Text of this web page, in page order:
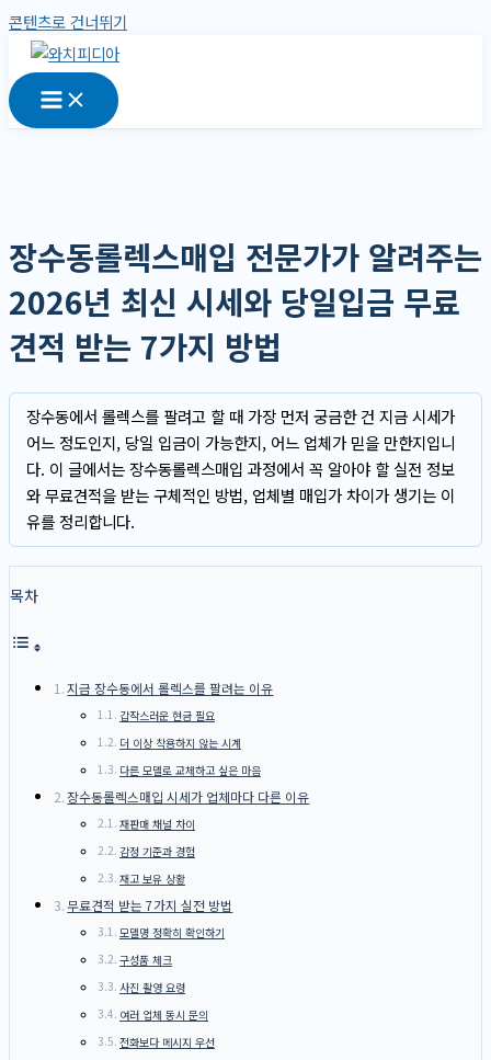
콘텐츠로 건너뛰기
장수동롤렉스매입 전문가가 알려주는
2026년 최신 시세와 당일입금 무료
견적 받는 7가지 방법
장수동에서 롤렉스를 팔려고 할 때 가장 먼저 궁금한 건 지금 시세가
어느 정도인지, 당일 입금이 가능한지, 어느 업체가 믿을 만한지입니
다. 이 글에서는 장수동롤렉스매입 과정에서 꼭 알아야 할 실전 정보
와 무료견적을 받는 구체적인 방법, 업체별 매입가 차이가 생기는 이
유를 정리합니다.
목차
지금 장수동에서 롤렉스를 팔려는 이유
갑작스러운 현금 필요
더 이상 착용하지 않는 시계
다른 모델로 교체하고 싶은 마음
장수동롤렉스매입 시세가 업체마다 다른 이유
재판매 채널 차이
감정 기준과 경험
재고 보유 상황
무료견적 받는 7가지 실전 방법
모델명 정확히 확인하기
구성품 체크
사진 촬영 요령
여러 업체 동시 문의
전화보다 메시지 우선